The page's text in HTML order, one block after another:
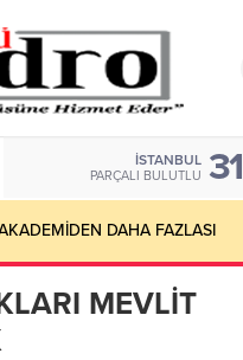
İSTANBUL
PARÇALI BULUTLU 31
DAHA FAZLASI
MEVLİT